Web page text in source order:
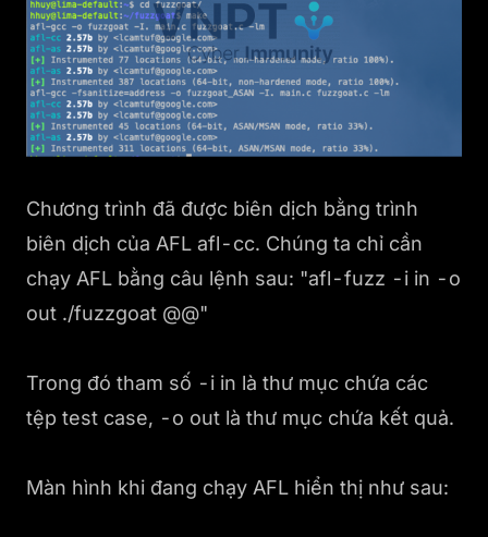
Chương trình đã được biên dịch bằng trình
biên dịch của AFL afl-cc. Chúng ta chỉ cần
chạy AFL bằng câu lệnh sau: "afl-fuzz -i in -o
out ./fuzzgoat @@"
Trong đó tham số -i in là thư mục chứa các
tệp test case, -o out là thư mục chứa kết quả.
Màn hình khi đang chạy AFL hiển thị như sau: